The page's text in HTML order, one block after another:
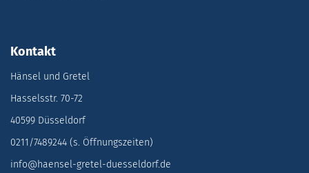
Kontakt
Hänsel und Gretel
Hasselsstr. 70-72
40599 Düsseldorf
0211/7489244 (s. Öffnungszeiten)
info@haensel-gretel-duesseldorf.de